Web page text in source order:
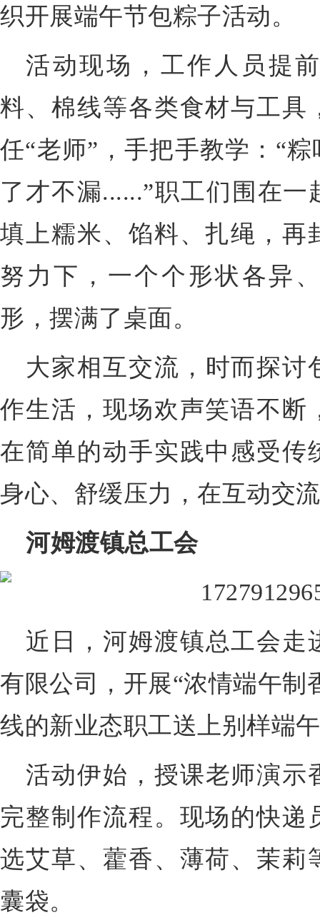
织开展端午节包粽子活动。
活动现场，工作人员提
料、棉线等各类食材与工具
任“老师”，手把手教学：“
了才不漏......”职工们围在
填上糯米、馅料、扎绳，再
努力下，一个个形状各异
形，摆满了桌面。
大家相互交流，时而探讨
作生活，现场欢声笑语不断
在简单的动手实践中感受传
身心、舒缓压力，在互动交
河姆渡镇总工会
近日，河姆渡镇总工会走
有限公司，开展“浓情端午制
线的新业态职工送上别样端
活动伊始，授课老师演示
完整制作流程。现场的快递
选艾草、藿香、薄荷、茉莉
囊袋。